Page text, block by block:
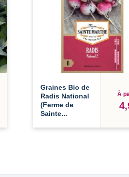
Graines Bio de
Radis National
(Ferme de
Sainte...
À